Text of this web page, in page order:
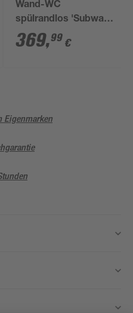
Wand-WC
spülrandlos 'Subway
2.0' inklusive WC-Sitz
weiß
369,99 €
Eigenmarken